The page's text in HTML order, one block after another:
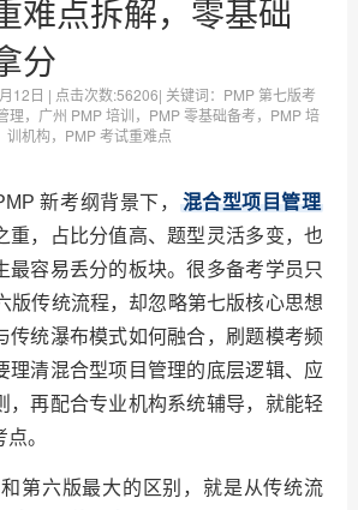
难点拆解，零基础
分
12日 | 点击次数:56206| 关键词：PMP 第七版考
理，广州 PMP 培训，PMP 零基础备考，PMP 培
训机构，PMP 考试重难点
新考纲背景下，
混合型项目管理
重，占比分值高、题型灵活多变，也
最容易丢分的板块。很多备考学员只
版传统流程，却忽略第七版核心思想
传统瀑布模式如何融合，刷题模考频
理清混合型项目管理的底层逻辑、应
，再配合专业机构系统辅导，就能轻
。
第六版最大的区别，就是从传统流